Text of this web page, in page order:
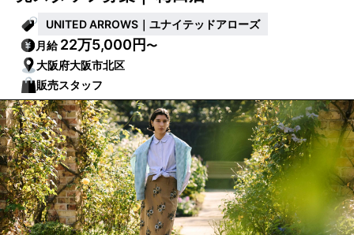
UNITED ARROWS｜ユナイテッドアローズ
月給22万5,000円〜
大阪府大阪市北区
販売スタッフ